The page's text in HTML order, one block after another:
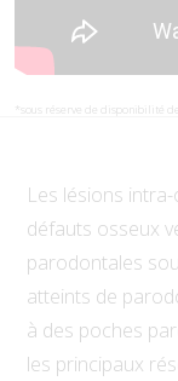
*sous réserve de disponibilité de
Les lésions
défauts osseux
parodontales
atteints de
à des poches
les principaux